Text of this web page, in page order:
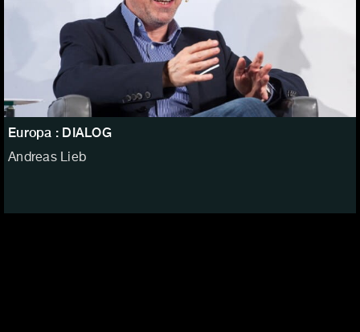
Europa : DIALOG
Andreas Lieb